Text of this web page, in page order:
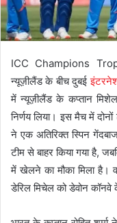
ICC Champions
न्यूज़ीलैंड के बीच दुबई
में न्यूज़ीलैंड के कप्तान
निर्णय लिया। इस मैच में
ने एक अतिरिक्त स्पिन
टीम से बाहर किया गया है,
में खेलने का मौका मिला है।
डेरिल मिचेल को डेवोन